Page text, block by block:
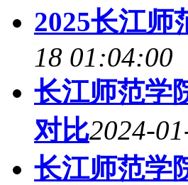
2025长江师
18 01:04:00
长江师范学
对比2024-
长江师范学